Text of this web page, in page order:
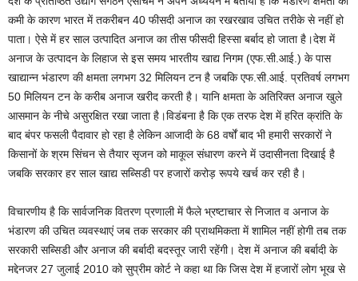
कमी के कारण भारत में तकरीबन 40 फीसदी अनाज का रखरखाव उचित तरीके से नहीं हो
पाता। ऐसे में हर साल उत्पादित अनाज का तीस फीसदी हिस्सा बर्बाद हो जाता है।देश में
अनाज के उत्पादन के लिहाज से इस समय भारतीय खाद्य निगम (एफ.सी.आई.) के पास
खाद्यान्न भंडारण की क्षमता लगभग 32 मिलियन टन है जबकि एफ.सी.आई. प्रतिवर्ष लगभग
50 मिलियन टन के करीब अनाज खरीद करती है। यानि क्षमता के अतिरिक्त अनाज खुले
आसमान के नीचे असुरक्षित रखा जाता है।विडंबना है कि एक तरफ देश में हरित क्रांति के
बाद बंपर फसली पैदावार हो रहा है लेकिन आजादी के 68 वर्षों बाद भी हमारी सरकारों ने
किसानों के श्रम सिंचन से तैयार सृजन को माकूल संधारण करने में उदासीनता दिखाई है
जबकि सरकार हर साल खाद्य सब्सिडी पर हजारों करोड़ रूपये खर्च कर रही है।
विचारणीय है कि सार्वजनिक वितरण प्रणाली में फैले भ्रष्टाचार से निजात व अनाज के
भंडारण की उचित व्यवस्थाएं जब तक सरकार की प्राथमिकता में शामिल नहीं होगी तब तक
सरकारी सब्सिडी और अनाज की बर्बादी बदस्तूर जारी रहेंगी। देश में अनाज की बर्बादी के
मद्देनजर 27 जुलाई 2010 को सुप्रीम कोर्ट ने कहा था कि जिस देश में हजारों लोग भूख से